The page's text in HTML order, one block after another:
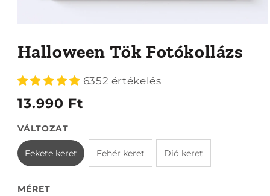
megnyitása
aHalloween Tök Fotókollázs
6352 értékelés
13.990 Ft
VÁLTOZAT
Fekete keret Fehér keret Dió keret
MÉRET